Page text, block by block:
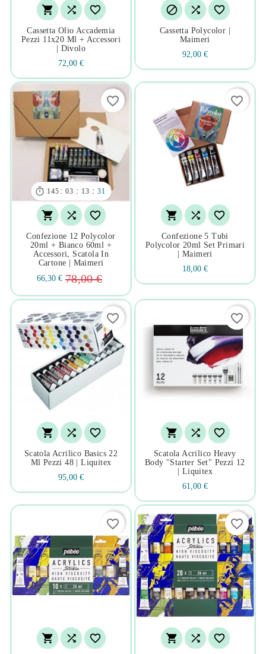
  
Cassetta Olio Accademia
Pezzi 11x20 Ml + Accessori
| Divolo
72,00 €
  
Cassetta Polycolor |
Maimeri
92,00 €
 145 : 03 : 13 : 30
  
Confezione 12 Polycolor
20ml + Bianco 60ml +
Accessori, Scatola In
Cartone | Maimeri
66,30 € 78,00 €
favorite_border
  
Confezione 5 Tubi
Polycolor 20ml Set Primari
| Maimeri
18,00 €
favorite_border
  
Scatola Acrilico Basics 22
Ml Pezzi 48 | Liquitex
95,00 €
favorite_border
  
Scatola Acrilico Heavy
Body "starter Set" Pezzi 12
| Liquitex
61,00 €
favorite_border
  
favorite_border
  
favorite_border